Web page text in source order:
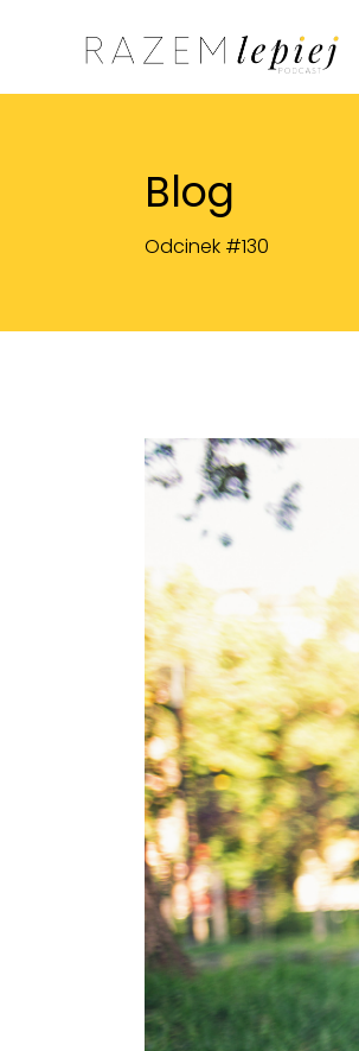
Blog
Odcinek #130